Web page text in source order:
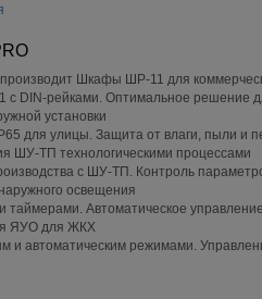
Шкафы ШР-11 для
с DIN-рейками. Оптимальное решение
установки
для улицы. Защита от влаги, пыли и
ШУ-ТП технологическими процессами
с ШУ-ТП. Контроль
освещения
Автоматическое
ЯУО для ЖКХ
и автоматическим режимами.